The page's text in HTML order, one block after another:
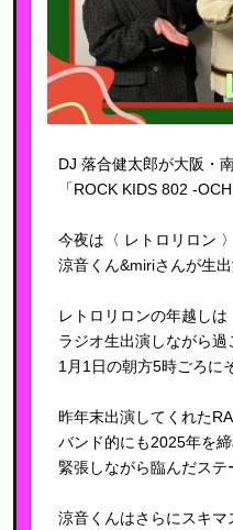
DJ 落合健太郎が大阪・
「ROCK KIDS 802 -
今夜は〈 レトロリロン
涼音くん&miriさんが生出
レトロリロンの年越しは
ラジオ生出演しながら過
1月1日の朝方5時ごろに
昨年末出演してくれた
バンド的にも2025年を締
緊張しながら臨んだステ
涼音くんはさらにスキ